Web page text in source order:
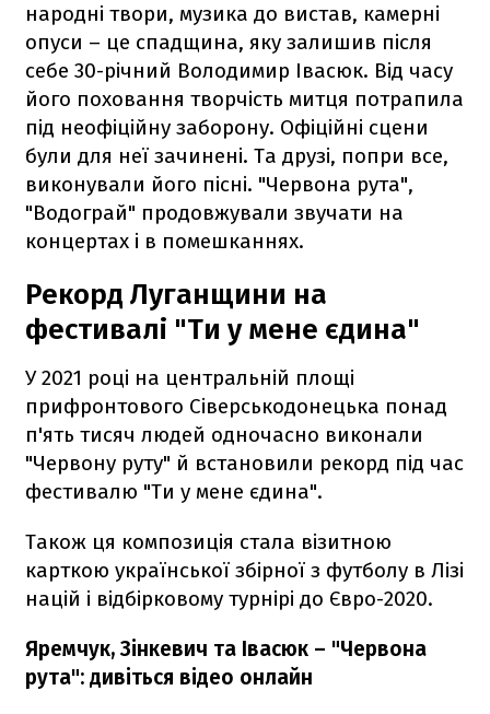
народні твори, музика до вистав, камерні
опуси – це спадщина, яку залишив після
себе 30-річний Володимир Івасюк. Від часу
його поховання творчість митця потрапила
під неофіційну заборону. Офіційні сцени
були для неї зачинені. Та друзі, попри все,
виконували його пісні. "Червона рута",
"Водограй" продовжували звучати на
концертах і в помешканнях.
Рекорд Луганщини на
фестивалі "Ти у мене єдина"
У 2021 році на центральній площі
прифронтового Сіверськодонецька понад
п'ять тисяч людей одночасно виконали
"Червону руту" й встановили рекорд під час
фестивалю "Ти у мене єдина".
Також ця композиція стала візитною
карткою української збірної з футболу в Лізі
націй і відбірковому турнірі до Євро-2020.
Яремчук, Зінкевич та Івасюк – "Червона
рута": дивіться відео онлайн